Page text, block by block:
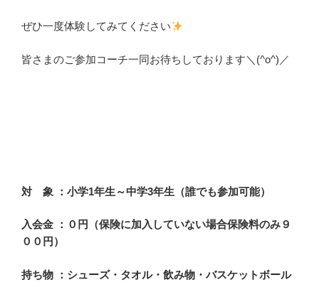
ぜひ一度体験してみてください
皆さまのご参加コーチ一同お待ちしております＼(^o^)／
対 象 ：小学1年生～中学3年生（誰でも参加可能）
入会金 ：０円（保険に加入していない場合保険料のみ９
００円）
持ち物 ：シューズ・タオル・飲み物・バスケットボール